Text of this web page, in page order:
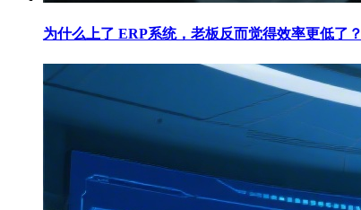
为什么上了 ERP系统，老板反而觉得效率更低了？